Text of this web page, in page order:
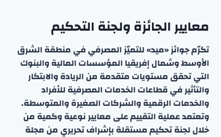
معايير الجائزة ولجنة التحكيم
تكرّم جوائز «ميد» للتميّز المصرفي في منطقة الشرق
الأوسط وشمال إفريقيا المؤسسات المالية والبنوك
التي تحقق مستويات متقدمة من الريادة والابتكار
والتأثير في قطاعات الخدمات المصرفية للأفراد
والخدمات الرقمية والشركات الصغيرة والمتوسطة.
وتعتمد عملية التقييم على معايير نوعية وكمية من
خلال لجنة تحكيم مستقلة بإشراف تحريري من مجلة